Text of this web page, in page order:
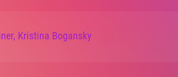
Kristina Bogansky